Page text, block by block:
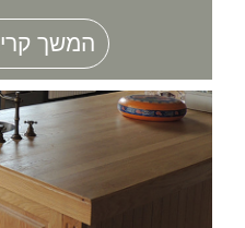
המשך